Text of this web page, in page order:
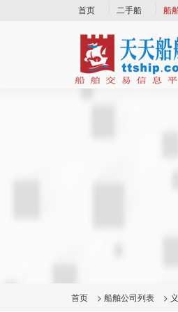
首页 二手船 船
首页 > 船舶公司列表 >